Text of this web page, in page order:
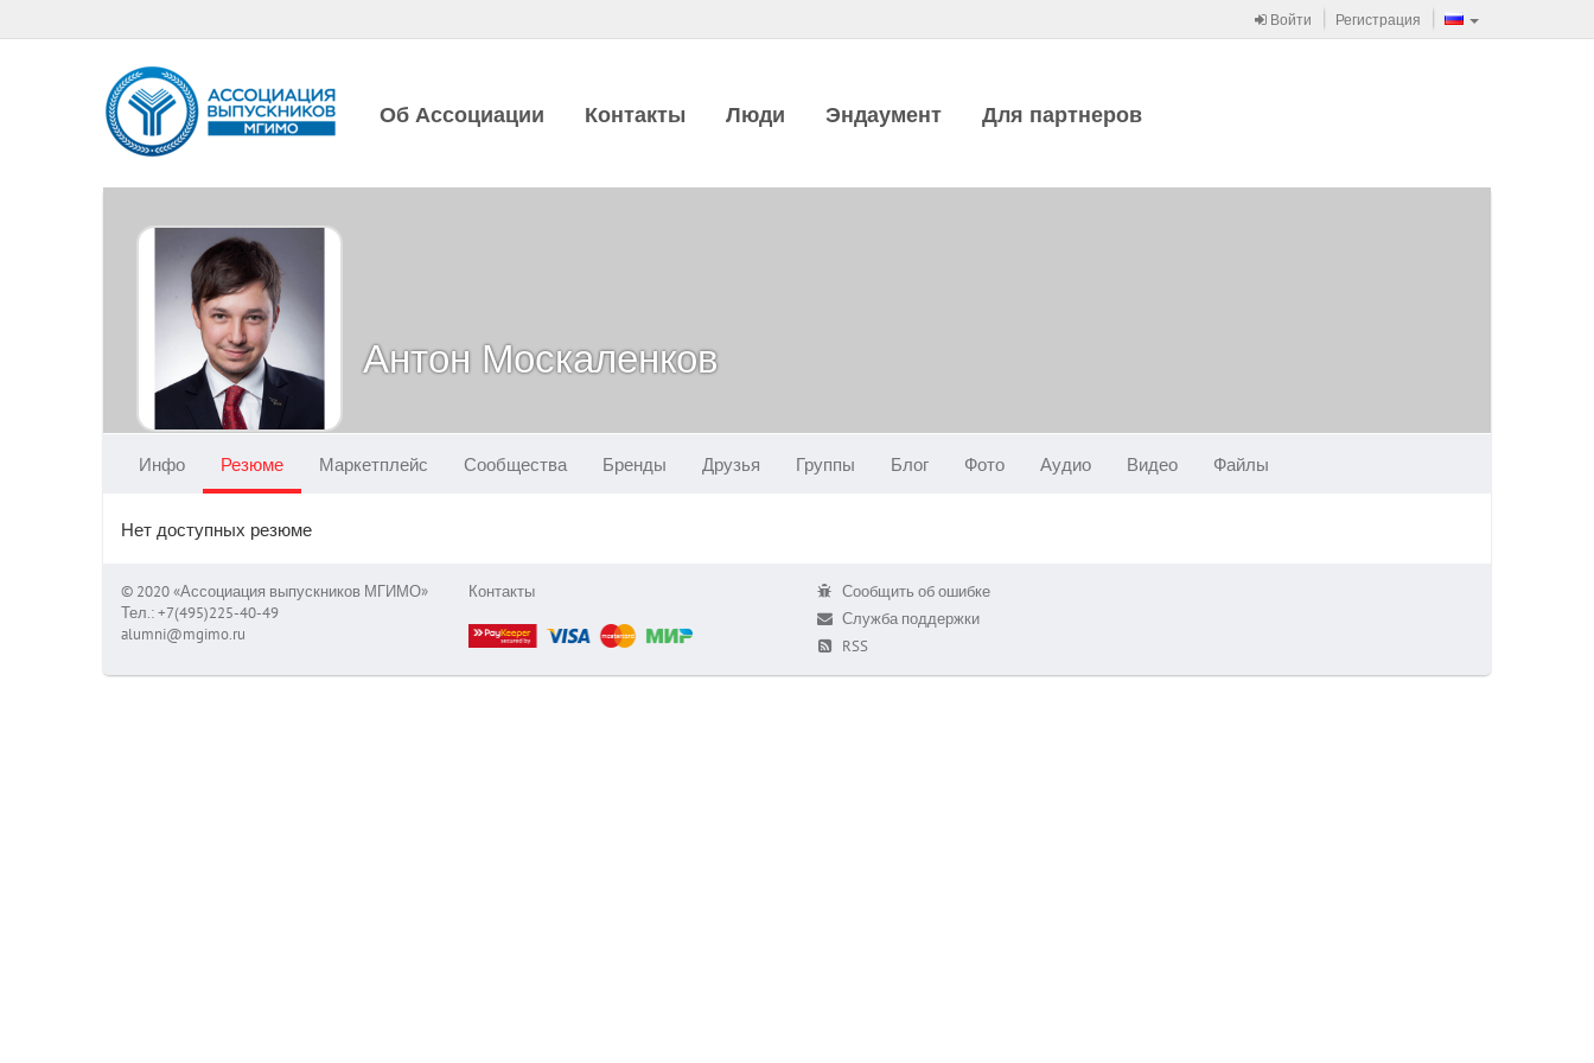
Войти Регистрация
Об Ассоциации Контакты Люди Эндаумент Для партнеров
Антон Москаленков
Инфо Резюме Маркетплейс Сообщества Бренды Друзья Группы Блог Фото Аудио Видео Файлы
Нет доступных резюме
© 2020 «Ассоциация выпускников МГИМО»
Тел.: +7(495)225-40-49
alumni@mgimo.ru
Контакты
Сообщить об ошибке
Служба поддержки
RSS